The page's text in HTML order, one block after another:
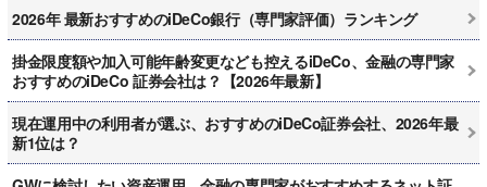
2026年 最新おすすめのiDeCo銀行（専門家評価）ランキング
掛金限度額や加入可能年齢変更なども控えるiDeCo、金融の専門家
おすすめのiDeCo 証券会社は？【2026年最新】
現在運用中の利用者が選ぶ、おすすめのiDeCo証券会社、2026年最
新1位は？